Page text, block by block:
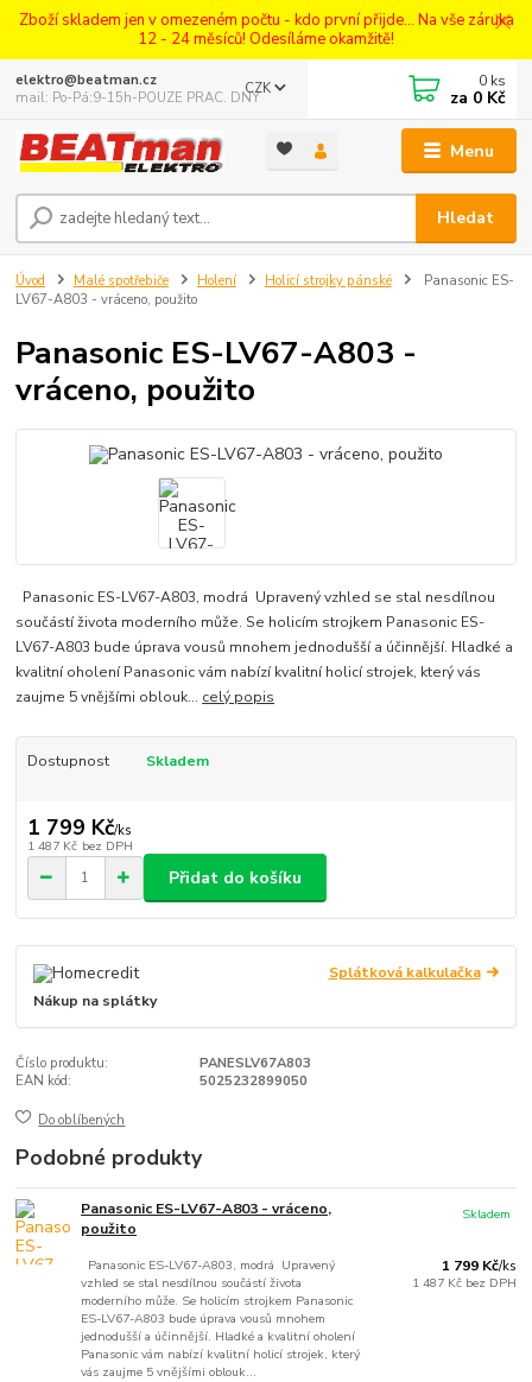
Zboží skladem jen v omezeném počtu - kdo první přijde... Na vše záruka
12 - 24 měsíců! Odesíláme okamžitě!
Menu
CZK
Hledat
elektro@beatman.cz
mail: Po-Pá:9-15h-POUZE PRAC. DNY
0 ks
za 0 Kč
Úvod Malé spotřebiče Holení Holicí strojky pánské
Panasonic ES-
LV67-A803 - vráceno, použito
Panasonic ES-LV67-A803 -
vráceno, použito
Panasonic ES-LV67-A803, modrá Upravený vzhled se stal nesdílnou
součástí života moderního může. Se holicím strojkem Panasonic ES-
LV67-A803 bude úprava vousů mnohem jednodušší a účinnější. Hladké a
kvalitní oholení Panasonic vám nabízí kvalitní holicí strojek, který vás
zaujme 5 vnějšími oblouk... celý popis
Dostupnost Skladem
1 799 Kč/ks
1 487 Kč bez DPH
Přidat do košíku
Splátková kalkulačka
Nákup na splátky
Číslo produktu:
PANESLV67A803
EAN kód:
5025232899050
Do oblíbených
Podobné produkty
Panasonic ES-LV67-A803 - vráceno,
použito
Panasonic ES-LV67-A803, modrá Upravený
vzhled se stal nesdílnou součástí života
moderního může. Se holicím strojkem Panasonic
ES-LV67-A803 bude úprava vousů mnohem
jednodušší a účinnější. Hladké a kvalitní oholení
Panasonic vám nabízí kvalitní holicí strojek, který
vás zaujme 5 vnějšími oblouk...
1 799 Kč/ks
1 487 Kč bez DPH
Skladem